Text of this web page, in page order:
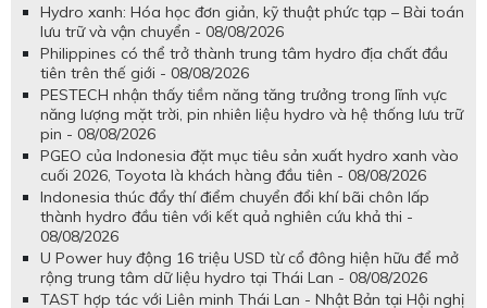
Hydro xanh: Hóa học đơn giản, kỹ thuật phức tạp – Bài toán
lưu trữ và vận chuyển - 08/08/2026
Philippines có thể trở thành trung tâm hydro địa chất đầu
tiên trên thế giới - 08/08/2026
PESTECH nhận thấy tiềm năng tăng trưởng trong lĩnh vực
năng lượng mặt trời, pin nhiên liệu hydro và hệ thống lưu trữ
pin - 08/08/2026
PGEO của Indonesia đặt mục tiêu sản xuất hydro xanh vào
cuối 2026, Toyota là khách hàng đầu tiên - 08/08/2026
Indonesia thúc đẩy thí điểm chuyển đổi khí bãi chôn lấp
thành hydro đầu tiên với kết quả nghiên cứu khả thi -
08/08/2026
U Power huy động 16 triệu USD từ cổ đông hiện hữu để mở
rộng trung tâm dữ liệu hydro tại Thái Lan - 08/08/2026
TAST hợp tác với Liên minh Thái Lan - Nhật Bản tại Hội nghị